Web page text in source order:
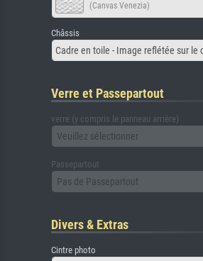
(Canvas Venezia)
Châssis
Cadre en toile - Image reflétée sur le
Verre et Passepartout
verre (y compris le panneau arrière)
Veuillez sélectionner
Passepartout
Pas de Passepartout
Divers & Extras
Cintre photo